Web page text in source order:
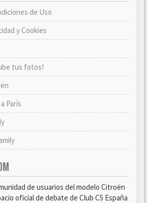
de Uso
y Cookies
tus fotos!
París
de usuarios del modelo Citroën
oficial de debate de Club C5 España